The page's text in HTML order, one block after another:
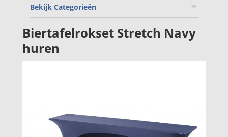
Bekijk Categorieën
Biertafelrokset Stretch Navy
huren